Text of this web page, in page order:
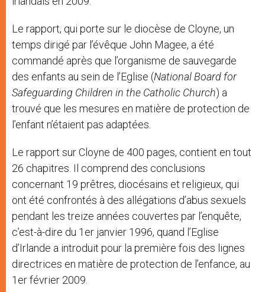
Le rapport, qui porte sur le diocèse de Cloyne, un
temps dirigé par l’évêque John Magee, a été
commandé après que l’organisme de sauvegarde
des enfants au sein de l’Eglise (National Board for
Safeguarding Children in the Catholic Church) a
trouvé que les mesures en matière de protection de
l’enfant n’étaient pas adaptées.
Le rapport sur Cloyne de 400 pages, contient en tout
26 chapitres. Il comprend des conclusions
concernant 19 prêtres, diocésains et religieux, qui
ont été confrontés à des allégations d’abus sexuels
pendant les treize années couvertes par l’enquête,
c’est-à-dire du 1er janvier 1996, quand l’Eglise
d’Irlande a introduit pour la première fois des lignes
directrices en matière de protection de l’enfance, au
1er février 2009.